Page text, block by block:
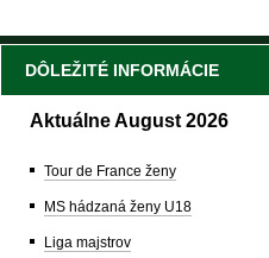
DÔLEŽITÉ INFORMÁCIE
Aktuálne August 2026
Tour de France ženy
MS hádzaná ženy U18
Liga majstrov